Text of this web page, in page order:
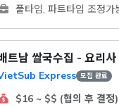
풀타임, 파트타임 조정가
트남 쌀국수집 - 요리사
Express 모집 완료
$16 ~ $$ (협의 후 결정)